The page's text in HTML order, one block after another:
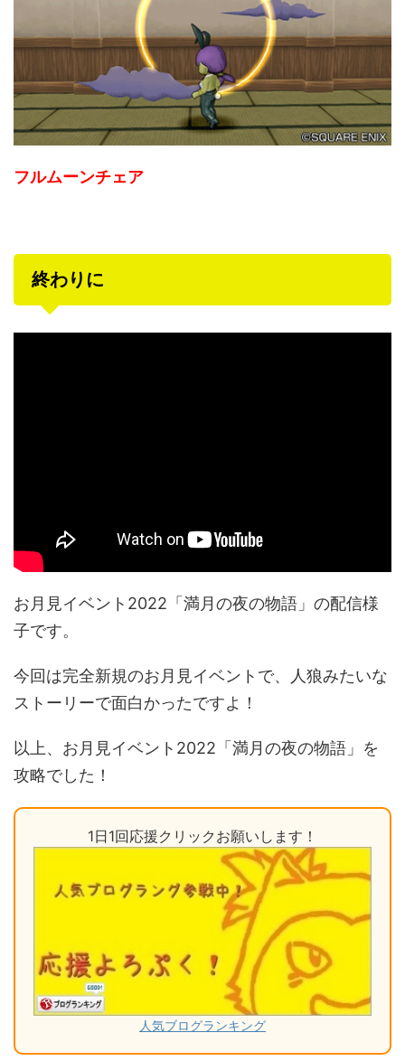
フルムーンチェア
終わりに
お月見イベント2022「満月の夜の物語」の配信様
子です。
今回は完全新規のお月見イベントで、人狼みたいな
ストーリーで面白かったですよ！
以上、お月見イベント2022「満月の夜の物語」を
攻略でした！
1日1回応援クリックお願いします！
人気ブログランキング